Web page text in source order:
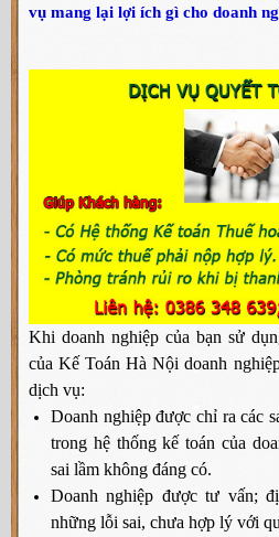
vụ mang lại lợi ích gì cho doanh
Khi doanh nghiệp của bạn sử
của Kế Toán Hà Nội doanh
dịch vụ:
Doanh nghiệp được chỉ ra các
trong hệ thống kế toán của
sai lầm không đáng có.
Doanh nghiệp được tư vấn;
những lỗi sai, chưa hợp lý với